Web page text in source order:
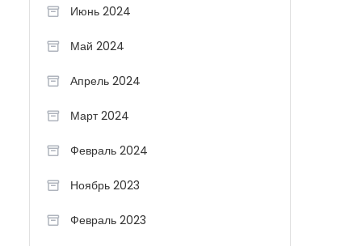
Июнь 2024
Май 2024
Апрель 2024
Март 2024
Февраль 2024
Ноябрь 2023
Февраль 2023